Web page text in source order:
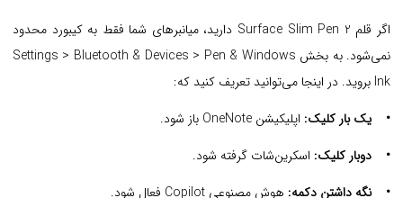
اگر قلم Surface Slim Pen 2 دارید، میانبرهای شما فقط به کیبورد محدود
نمی‌شود. به بخش Settings > Bluetooth & Devices > Pen & Windows
Ink بروید. در اینجا می‌توانید تعریف کنید که:
• یک بار کلیک: اپلیکیشن OneNote باز شود.
• دوبار کلیک: اسکرین‌شات گرفته شود.
• نگه داشتن دکمه: هوش مصنوعی Copilot فعال شود.